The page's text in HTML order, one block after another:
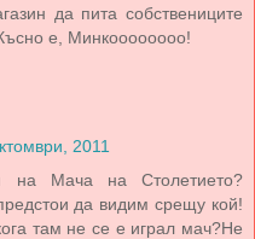
да пита собствениците
е, Минкоооооооо!
2011
Мача на Столетието?
да видим срещу кой!
там не се е играл мач?Не